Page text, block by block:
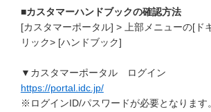
■カスタマーハンドブックの確認方法
[カスタマーポータル] > 上部メニューの[ド
リック> [ハンドブック]
▼カスタマーポータル ログイン
https://portal.idc.jp/
※ログインID/パスワードが必要となります。